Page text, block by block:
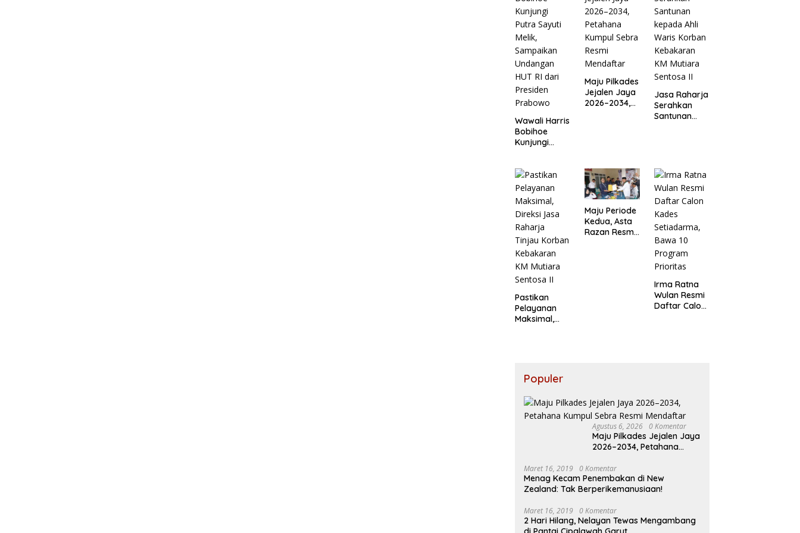
Wawali Harris
Bobihoe
Kunjungi
Sampaikan
Undangan
HUT RI dari
Presiden
Prabowo
Maju Pilkades
Jejalen Jaya
2026–2034,
Jasa Raharja
Serahkan
Santunan
Sentosa II
Pastikan
Pelayanan
Maksimal,
Kebakaran
KM Mutiara
Sentosa II
Maju Periode
Kedua, Asta
Razan Resmi
Irma Ratna
Wulan Resmi
Daftar Calon
Populer
Agustus 6, 2026 0 Komentar
Maju Pilkades Jejalen Jaya
2026–2034, Petahana
Mendaftar
Maret 16, 2019 0 Komentar
Menag Kecam Penembakan di New
Zealand: Tak Berperikemanusiaan!
Maret 16, 2019 0 Komentar
2 Hari Hilang, Nelayan Tewas Mengambang